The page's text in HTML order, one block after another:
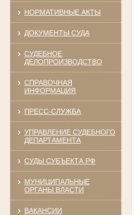
НОРМАТИВНЫЕ АКТЫ
ДОКУМЕНТЫ СУДА
СУДЕБНОЕ
ДЕЛОПРОИЗВОДСТВО
СПРАВОЧНАЯ
ИНФОРМАЦИЯ
ПРЕСС-СЛУЖБА
УПРАВЛЕНИЕ СУДЕБНОГО
ДЕПАРТАМЕНТА
СУДЫ СУБЪЕКТА РФ
МУНИЦИПАЛЬНЫЕ
ОРГАНЫ ВЛАСТИ
ВАКАНСИИ